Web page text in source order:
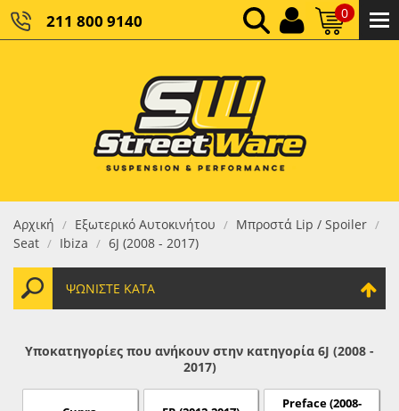
211 800 9140 0
ΚΑΘΑΡΌ ΣΎΝΟΛΟ:
ΤΕΛΙΚΌ ΣΎΝΟΛΟ:0,00 €
Αρχική / Εξωτερικό Αυτοκινήτου / Μπροστά Lip / Spoiler /
Seat / Ibiza / 6J (2008 - 2017)
ΨΩΝΊΣΤΕ ΚΑΤΆ
Υποκατηγορίες που ανήκουν στην κατηγορία 6J (2008 -
2017)
Preface (2008-